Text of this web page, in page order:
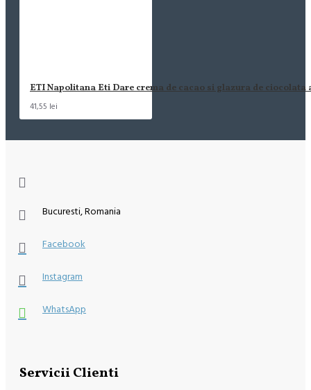
ETI Napolitana Eti Dare crema de cacao si glazura de ciocolata
41,55 lei
Bucuresti, Romania
Facebook
Instagram
WhatsApp
Servicii Clienti